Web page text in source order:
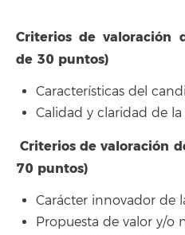
Criterios de valoración
de 30 puntos)
Características del
Calidad y claridad de
Criterios de valoración
70 puntos)
Carácter innovador de
Propuesta de valor y/o